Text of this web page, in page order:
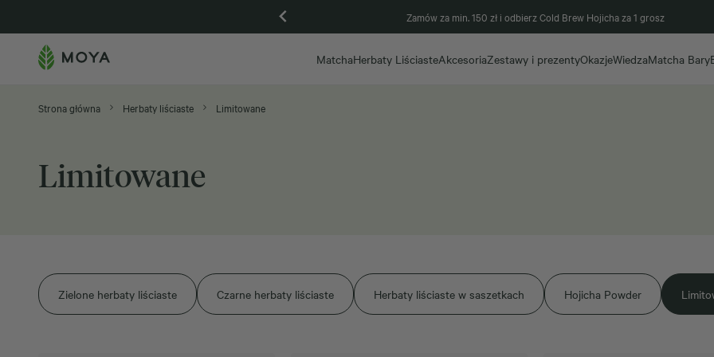
Zamów za min. 150 zł i odbierz Cold Brew Hojicha za 1 grosz
MatchaHerbaty LiściasteAkcesoriaZestawy i prezentyOkazjeWiedzaMatcha Bary
Strona główna Herbaty liściaste Limitowane
Limitowane
Zielone herbaty liściaste Czarne herbaty liściaste Herbaty liściaste w saszetkach Hojicha Powder